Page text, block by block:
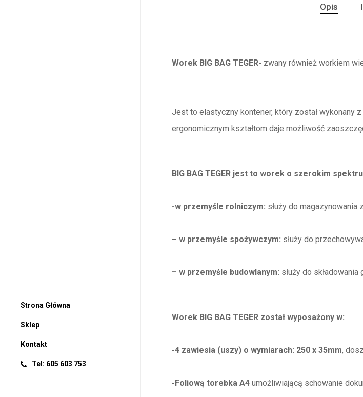
Strona Główna
Sklep
Kontakt
Tel: 605 603 753
Opis
Worek BIG BAG TEGER- zwany również workiem
Jest to elastyczny kontener, który został wykonany
ergonomicznym kształtom daje możliwość
BIG BAG TEGER jest to worek o szerokim
-w przemyśle rolniczym: służy do
– w przemyśle spożywczym: służy do
– w przemyśle budowlanym: służy do
Worek BIG BAG TEGER został wyposażony w:
-4 zawiesia (uszy) o wymiarach: 250 x 35mm,
-Foliową torebka A4 umożliwiającą schowanie